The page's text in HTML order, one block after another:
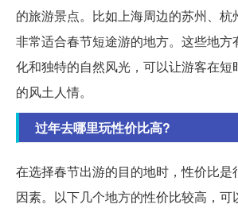
的旅游景点。比如上海周边的苏州、杭
非常适合春节短途游的地方。这些地方
化和独特的自然风光，可以让游客在短
的风土人情。
过年去哪里玩性价比高?
在选择春节出游的目的地时，性价比是
因素。以下几个地方的性价比较高，可